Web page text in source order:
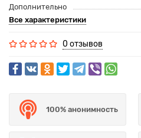
Дополнительно
Все характеристики
0 отзывов
100% анонимность